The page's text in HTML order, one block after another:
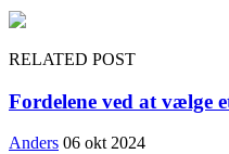
RELATED POST
Fordelene ved at vælge
Anders 06 okt 2024